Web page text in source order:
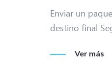
Enviar un
destino final
Ver más